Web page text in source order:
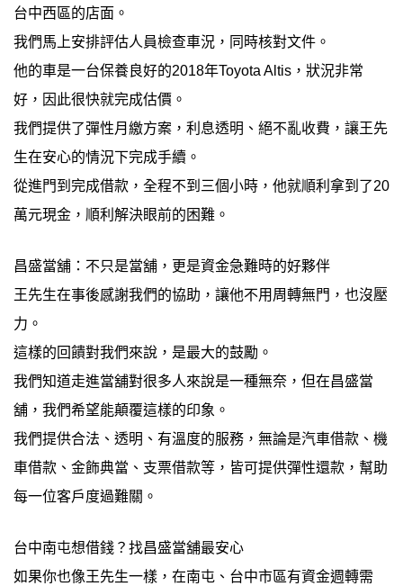
台中西區的店面。
我們馬上安排評估人員檢查車況，同時核對文件。
他的車是一台保養良好的2018年Toyota Altis，狀況非常
好，因此很快就完成估價。
我們提供了彈性月繳方案，利息透明、絕不亂收費，讓王先
生在安心的情況下完成手續。
從進門到完成借款，全程不到三個小時，他就順利拿到了20
萬元現金，順利解決眼前的困難。
昌盛當舖：不只是當舖，更是資金急難時的好夥伴
王先生在事後感謝我們的協助，讓他不用周轉無門，也沒壓
力。
這樣的回饋對我們來說，是最大的鼓勵。
我們知道走進當舖對很多人來說是一種無奈，但在昌盛當
舖，我們希望能顛覆這樣的印象。
我們提供合法、透明、有溫度的服務，無論是汽車借款、機
車借款、金飾典當、支票借款等，皆可提供彈性還款，幫助
每一位客戶度過難關。
台中南屯想借錢？找昌盛當舖最安心
如果你也像王先生一樣，在南屯、台中市區有資金週轉需